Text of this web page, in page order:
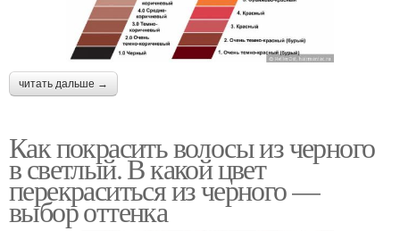
читать дальше →
Как покрасить волосы из черного
в светлый. В какой цвет
перекраситься из черного —
выбор оттенка